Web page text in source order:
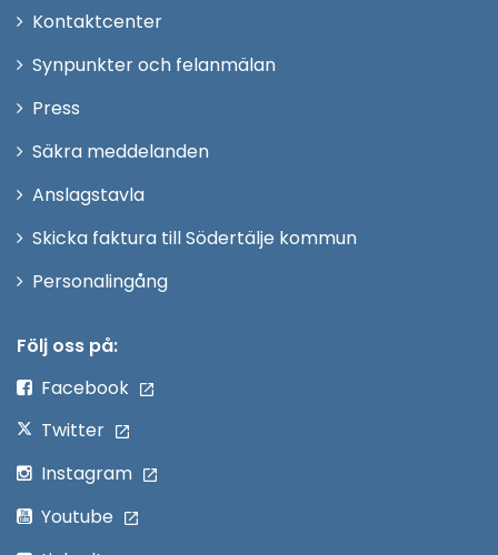
KontaktcenterÖppna
Synpunkter och felanmälan
Press
fönster
Säkra meddelanden
Anslagstavla
Skicka faktura till Södertälje kommun
PersonalingångÖppna
Följ oss på:
Facebook
Twitter
Instagram
Youtube